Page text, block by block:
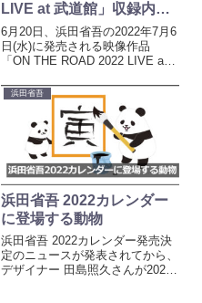
LIVE at 武道館」収録内
容・ジャケ写・購入特典公
開
6月20日、浜田省吾の2022年7月6
日(水)に発売される映像作品
「ON THE ROAD 2022 LIVE at
購入特典公開が公開された。見た
瞬間、浜田省吾らしいなという印
象。そして、田島照久さんのデザ
浜田省吾
浜田省吾 2022カレンダー
に登場する動物
浜田省吾 2022カレンダー発売決
定のニュースが発表されてから、
デザイナー 田島照久さんが2022